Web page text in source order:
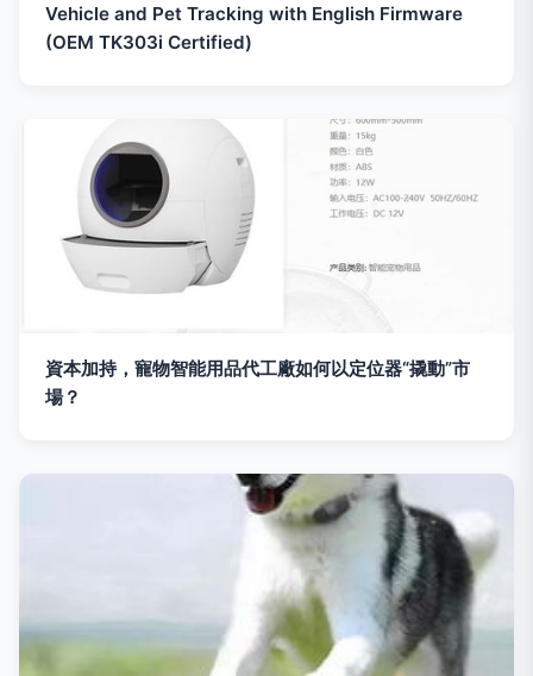
Vehicle and Pet Tracking with English Firmware
(OEM TK303i Certified)
資本加持，寵物智能用品代工廠如何以定位器“撬動”市
場？